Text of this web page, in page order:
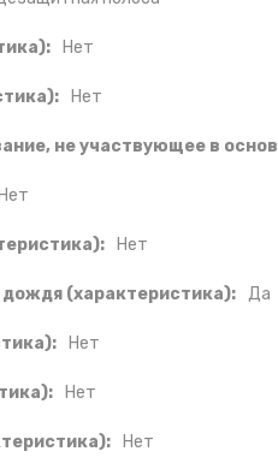
Нет
Нет
не участвующее в
Нет
Нет
(характеристика): Да
Нет
Нет
Нет